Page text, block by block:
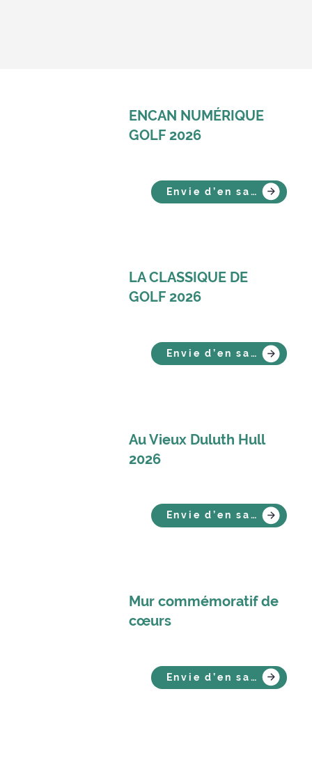
Mur commémoratif de
cœurs
Envie d’en savoir plus ?
ENCAN NUMÉRIQUE
GOLF 2026
Envie d’en savoir plus ?
LA CLASSIQUE DE
GOLF 2026
Envie d’en savoir plus ?
Au Vieux Duluth Hull
2026
Envie d’en savoir plus ?